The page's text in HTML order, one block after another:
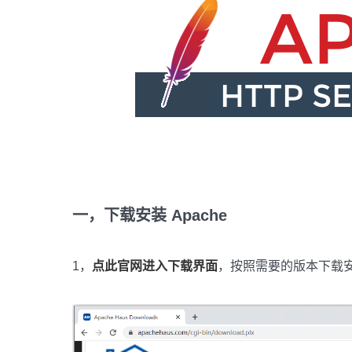
一，下载安装 Apache
1， 点此官网进入下载界面，按照需要的版本下载